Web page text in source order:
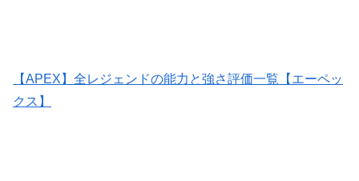
【APEX】全レジェンドの能力と強さ評価一覧【エーペッ
クス】